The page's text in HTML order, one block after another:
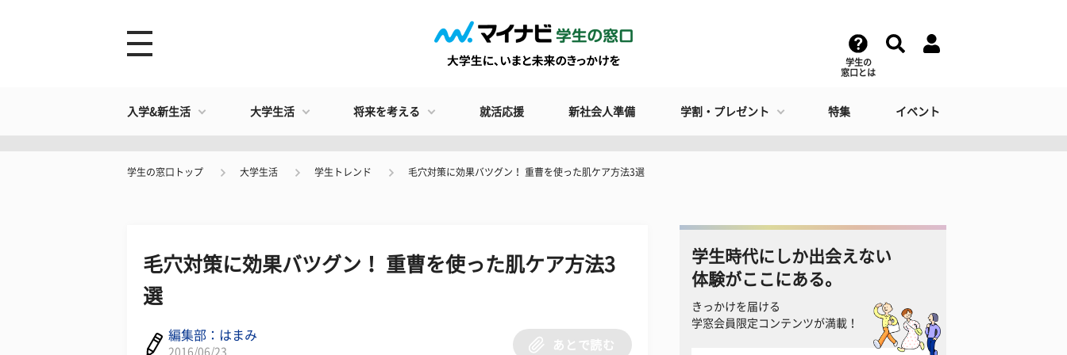
学生の
窓口とは
入学&新生活 大学生活 将来を考える 就活応援 新社会人準備 学割・プレゼント 特集 イベント
学生の窓口トップ 大学生活 学生トレンド 毛穴対策に効果バツグン！ 重曹を使った肌ケア方法3選
毛穴対策に効果バツグン！ 重曹を使った肌ケア方法3
選
編集部：はまみ
2016/06/23
あとで読む
学生時代にしか出会えない
体験がここにある。
きっかけを届ける
学窓会員限定コンテンツが満載！